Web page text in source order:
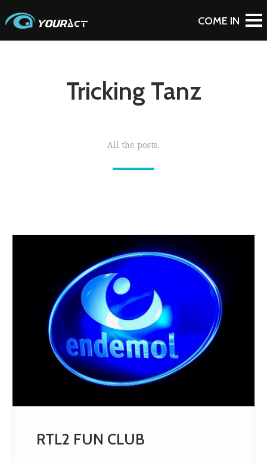
Tricking Tanz
All the posts.
RTL2 FUN CLUB